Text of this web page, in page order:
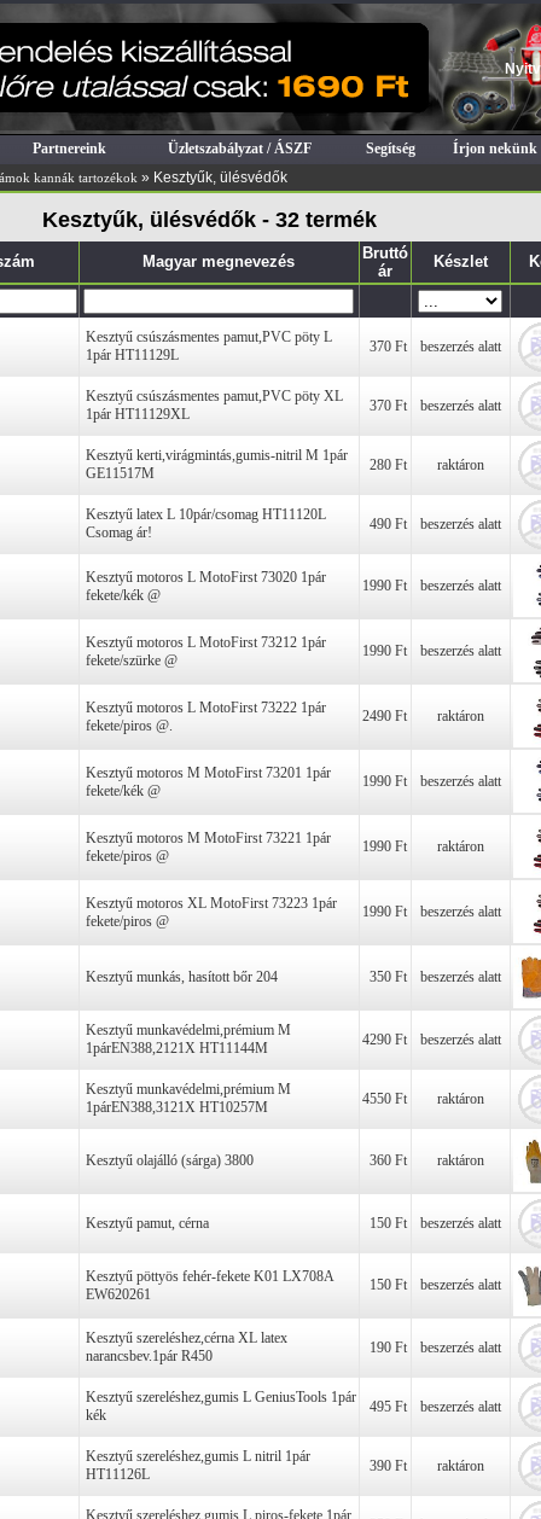
Partnereink Üzletszabályzat / ÁSZF Segítség Írjon nekünk
kannák tartozékok » Kesztyűk, ülésvédők
Kesztyűk, ülésvédők - 32 termék
Magyar megnevezés
Bruttó
ár
Készlet
Kesztyű csúszásmentes pamut,PVC pöty L
1pár HT11129L
370 Ft beszerzés alatt
Kesztyű csúszásmentes pamut,PVC pöty XL
1pár HT11129XL
370 Ft beszerzés alatt
Kesztyű kerti,virágmintás,gumis-nitril M 1pár
GE11517M
280 Ft raktáron
Kesztyű latex L 10pár/csomag HT11120L
Csomag ár!
490 Ft beszerzés alatt
Kesztyű motoros L MotoFirst 73020 1pár
fekete/kék @
1990 Ft beszerzés alatt
Kesztyű motoros L MotoFirst 73212 1pár
fekete/szürke @
1990 Ft beszerzés alatt
Kesztyű motoros L MotoFirst 73222 1pár
fekete/piros @.
2490 Ft raktáron
Kesztyű motoros M MotoFirst 73201 1pár
fekete/kék @
1990 Ft beszerzés alatt
Kesztyű motoros M MotoFirst 73221 1pár
fekete/piros @
1990 Ft raktáron
Kesztyű motoros XL MotoFirst 73223 1pár
fekete/piros @
1990 Ft beszerzés alatt
Kesztyű munkás, hasított bőr 204 350 Ft beszerzés alatt
Kesztyű munkavédelmi,prémium M
1párEN388,2121X HT11144M
4290 Ft beszerzés alatt
Kesztyű munkavédelmi,prémium M
1párEN388,3121X HT10257M
4550 Ft raktáron
Kesztyű olajálló (sárga) 3800 360 Ft raktáron
Kesztyű pamut, cérna 150 Ft beszerzés alatt
Kesztyű pöttyös fehér-fekete K01 LX708A
EW620261
150 Ft beszerzés alatt
Kesztyű szereléshez,cérna XL latex
narancsbev.1pár R450
190 Ft beszerzés alatt
Kesztyű szereléshez,gumis L GeniusTools 1pár
kék
495 Ft beszerzés alatt
Kesztyű szereléshez,gumis L nitril 1pár
HT11126L
390 Ft raktáron
Kesztyű szereléshez,gumis L piros-fekete 1pár